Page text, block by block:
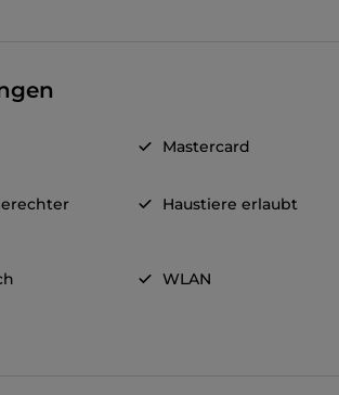
Mastercard
Haustiere erlaubt
WLAN